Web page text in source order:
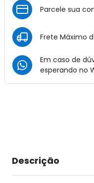
Parcele sua
Frete Máximo
Em caso de
esperando no
Descrição